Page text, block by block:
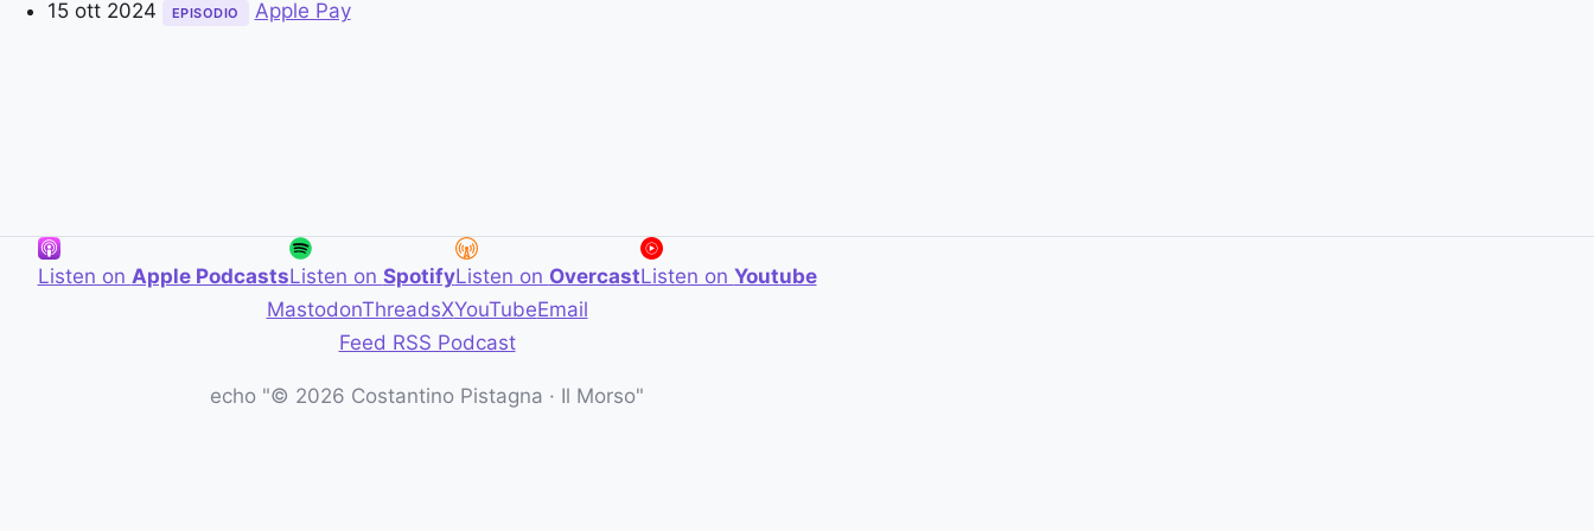
15 ott 2024 EPISODIO Apple Pay
Listen on Apple PodcastsListen on SpotifyListen on OvercastListen on Youtube
MastodonThreadsXYouTubeEmail
Feed RSS Podcast
echo "© 2026 Costantino Pistagna · Il Morso"